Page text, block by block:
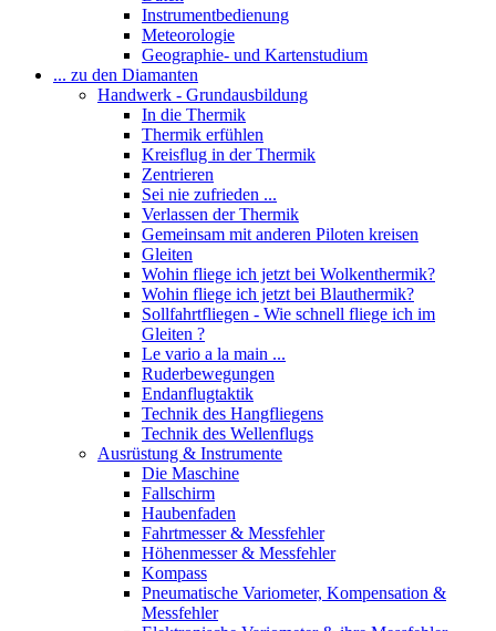
Instrumentbedienung
Meteorologie
Geographie- und Kartenstudium
... zu den Diamanten
Handwerk - Grundausbildung
In die Thermik
Thermik erfühlen
Kreisflug in der Thermik
Zentrieren
Sei nie zufrieden ...
Verlassen der Thermik
Gemeinsam mit anderen Piloten kreisen
Gleiten
Wohin fliege ich jetzt bei Wolkenthermik?
Wohin fliege ich jetzt bei Blauthermik?
Sollfahrtfliegen - Wie schnell fliege ich im
Gleiten ?
Le vario a la main ...
Ruderbewegungen
Endanflugtaktik
Technik des Hangfliegens
Technik des Wellenflugs
Ausrüstung & Instrumente
Die Maschine
Fallschirm
Haubenfaden
Fahrtmesser & Messfehler
Höhenmesser & Messfehler
Kompass
Pneumatische Variometer, Kompensation &
Messfehler